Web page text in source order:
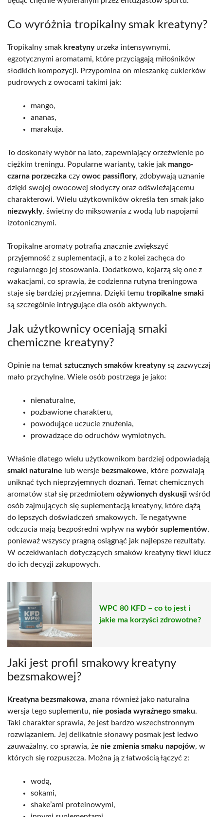
Co wyróżnia tropikalny smak kreatyny?
Tropikalny smak kreatynyurzeka intensywnymi,
egzotycznymi aromatami, które przyciągają miłośników
słodkich kompozycji. Przypomina on mieszankę cukierków
pudrowych z owocami takimi jak:
mango,
ananas,
marakuja.
To doskonały wybór na lato, zapewniający orzeźwienie po
ciężkim treningu. Popularne warianty, takie jak mango-
czarna porzeczka czy owoc passiflory, zdobywają uznanie
dzięki swojej owocowej słodyczy oraz odświeżającemu
charakterowi. Wielu użytkowników określa ten smak jako
niezwykły, świetny do miksowania z wodą lub napojami
izotonicznymi.
Tropikalne aromaty potrafią znacznie zwiększyć
przyjemność z suplementacji, a to z kolei zachęca do
regularnego jej stosowania. Dodatkowo, kojarzą się one z
wakacjami, co sprawia, że codzienna rutyna treningowa
staje się bardziej przyjemna. Dzięki temu tropikalne smaki
są szczególnie intrygujące dla osób aktywnych.
Jak użytkownicy oceniają smaki
chemiczne kreatyny?
Opinie na temat sztucznych smaków kreatynysą zazwyczaj
mało przychylne. Wiele osób postrzega je jako:
nienaturalne,
pozbawione charakteru,
powodujące uczucie znużenia,
prowadzące do odruchów wymiotnych.
Właśnie dlatego wielu użytkownikom bardziej odpowiadają
smaki naturalne lub wersje bezsmakowe, które pozwalają
uniknąć tych nieprzyjemnych doznań. Temat chemicznych
aromatów stał się przedmiotem ożywionych dyskusji wśród
osób zajmujących się suplementacją kreatyny, które dążą
do lepszych doświadczeń smakowych. Te negatywne
odczucia mają bezpośredni wpływ na wybór suplementów,
ponieważ wszyscy pragną osiągnąć jak najlepsze rezultaty.
W oczekiwaniach dotyczących smaków kreatyny tkwi klucz
do ich decyzji zakupowych.
WPC 80 KFD – co to jest i
jakie ma korzyści zdrowotne?
Jaki jest profil smakowy kreatyny
bezsmakowej?
Kreatyna bezsmakowa, znana również jako naturalna
wersja tego suplementu, nie posiada wyraźnego smaku.
Taki charakter sprawia, że jest bardzo wszechstronnym
rozwiązaniem. Jej delikatnie słonawy posmak jest ledwo
zauważalny, co sprawia, że nie zmienia smaku napojów, w
których się rozpuszcza. Można ją z łatwością łączyć z:
wodą,
sokami,
shake’ami proteinowymi,